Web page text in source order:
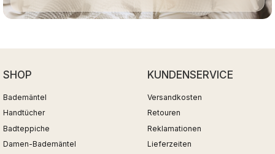
SHOP
Bademäntel
Handtücher
Badteppiche
Damen-Bademäntel
KUNDENSERVICE
Versandkosten
Retouren
Reklamationen
Lieferzeiten